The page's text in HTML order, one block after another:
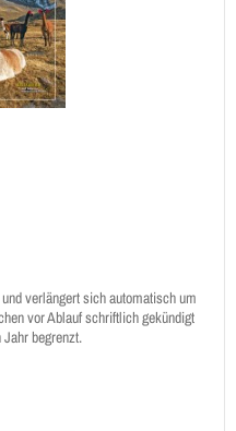
verlängert sich automatisch um
vor Ablauf schriftlich gekündigt
begrenzt.